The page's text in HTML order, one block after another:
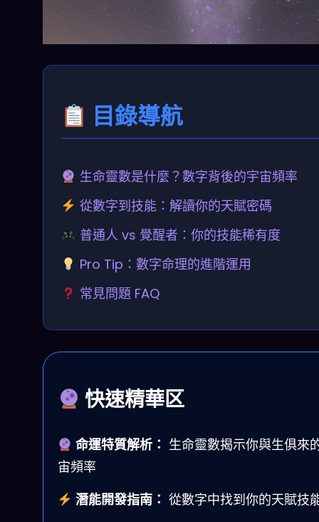
目錄導航
生命靈數是什麼？數字背後的宇宙頻率
從數字到技能：解讀你的天賦密碼
普通人 vs 覺醒者：你的技能稀有度
Pro Tip：數字命理的進階運用
常見問題 FAQ
快速精華区
命運特質解析： 生命靈數揭示你與生俱來
宙頻率
潛能開發指南： 從數字中找到你的天賦技